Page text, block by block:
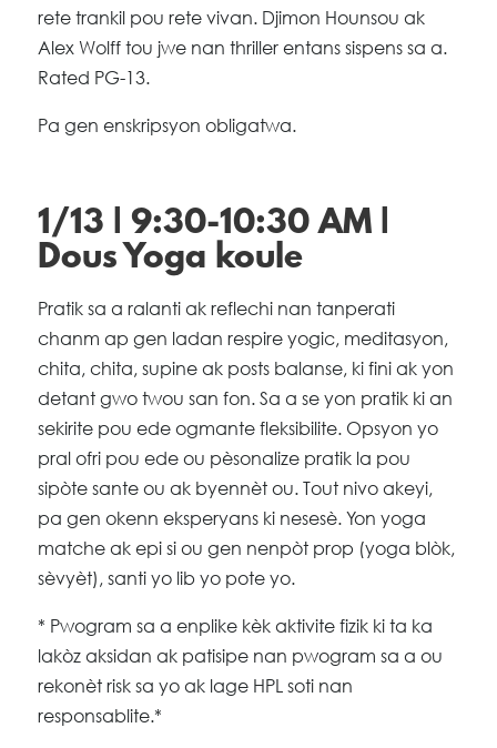
rete trankil pou rete vivan. Djimon Hounsou ak
Alex Wolff tou jwe nan thriller entans sispens sa a.
Rated PG-13.
Pa gen enskripsyon obligatwa.
1/13 | 9:30-10:30 AM |
Dous Yoga koule
Pratik sa a ralanti ak reflechi nan tanperati
chanm ap gen ladan respire yogic, meditasyon,
chita, chita, supine ak posts balanse, ki fini ak yon
detant gwo twou san fon. Sa a se yon pratik ki an
sekirite pou ede ogmante fleksibilite. Opsyon yo
pral ofri pou ede ou pèsonalize pratik la pou
sipòte sante ou ak byennèt ou. Tout nivo akeyi,
pa gen okenn eksperyans ki nesesè. Yon yoga
matche ak epi si ou gen nenpòt prop (yoga blòk,
sèvyèt), santi yo lib yo pote yo.
* Pwogram sa a enplike kèk aktivite fizik ki ta ka
lakòz aksidan ak patisipe nan pwogram sa a ou
rekonèt risk sa yo ak lage HPL soti nan
responsablite.*